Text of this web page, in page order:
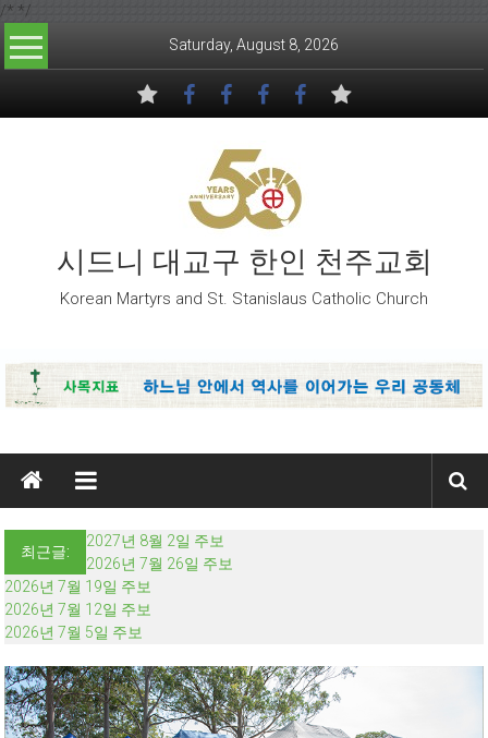
/* */
Skip to content
Saturday, August 8, 2026
시드니 대교구 한인 천주교회
Korean Martyrs and St. Stanislaus Catholic Church
최근글:
2027년 8월 2일 주보
2026년 7월 26일 주보
2026년 7월 19일 주보
2026년 7월 12일 주보
2026년 7월 5일 주보